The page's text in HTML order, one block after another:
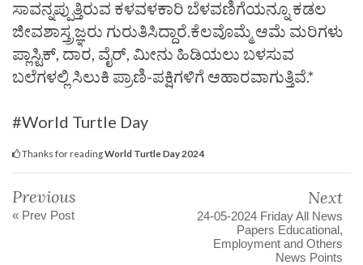
ಸಾವನ್ನಪ್ಪುತ್ತಿರುವ ಕಳವಳಕಾರಿ ಬೆಳವಣಿಗೆಯನ್ನೂ ಕಡಲ
ಜೀವಶಾಸ್ತ್ರಜ್ಞರು ಗುರುತಿಸಿದ್ದಾರೆ.ಕೆಲವೊಮ್ಮೆ ಆಮೆ ಮರಿಗಳು
ಪ್ಲಾಸ್ಟಿಕ್, ದಾರ, ವೈರ್, ಮೀನು ಹಿಡಿಯಲು ಬಳಸುವ
ಬಲೆಗಳಲ್ಲಿ ಸಿಲುಕಿ ಪ್ರಾಣಿ-ಪಕ್ಷಿಗಳಿಗೆ ಆಹಾರವಾಗುತ್ತಿವೆ.*
#World Turtle Day
Thanks for readingWorld Turtle Day 2024
Previous
« Prev Post
Next
24-05-2024 Friday All News
Papers Educational,
Employment and Others
News Points